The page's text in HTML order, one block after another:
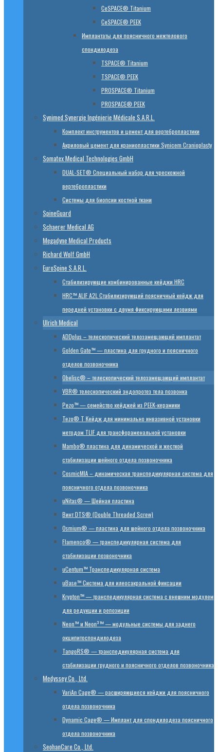
CeSPACE® Titanium
CeSPACE® PEEK
Имплантаты для поясничного межтелового
спондилодеза
TSPACE® Titanium
TSPACE® PEEK
PROSPACE® Titanium
PROSPACE® PEEK
Synimed Synergie Ingénierie Médicale S.A.R.L.
Комплект инструментов и цемент для вертебропластики
Акриловый цемент для краниопластики Synicem Cranioplasty
Somatex Medical Technologies GmbH
DUAL-SET® Специальный набор для чрескожной
вертебропластики
Системы для биопсии костной ткани
SpineGuard
Schaerer Medical AG
Megadyne Medical Products
Richard Wolf GmbH
EuroSpine S.A.R.L.
Стабилизирующие комбинированные кейджи HRC
HRC™ ALIF A2L Стабилизирующий поясничный кейдж для
передней установки с двумя фиксирующими лезвиями
Ulrich Medical
ADDplus – телескопический телозамещающий имплантат
Golden Gate™ — пластина для грудного и поясничного
отделов позвоночника
Obelisc® – телескопический телозамещающий имплантат
VBR® телескопический эндопротез тела позвонка
Pezo™ — семейство кейджей из PEEK-керамики
Tezo® T Кейдж для минимально инвазивной установки
методом TLIF для трансфораменальной установки
Mambo® пластина для динамической и жесткой
стабилизации шейного отдела позвоночника
CosmicMIA – динамическая транспедикулярная система для
поясничного отдела позвоночника
uNitas® — Шейная пластина
Винт DTS® (Double Threaded Screw)
Osmium® — пластина для шейного отдела позвоночника
Flamenco® — транспедикулярная система для
стабилизации позвоночника
uCentum™ Транспедикулярная система
uBase™ Cистема для илеосакральной фиксации
Krypton™ — транспедикулярная система с внешним модулем
для редукции и репозиции
Neon™ и Neon³™ — модульные системы для заднего
окципитоспондилодеза
TangoRS® — транспедикулярная система для
стабилизации грудного и поясничного отделов позвоночника
Medyssey Co., Ltd.
VariAn Cage® — расширяющиеся кейджи для поясничного
отдела позвоночника
Dynamic Cage® — Имплант для спондилодеза поясничного
отдела позвоночника
SeohanCare Co., Ltd.